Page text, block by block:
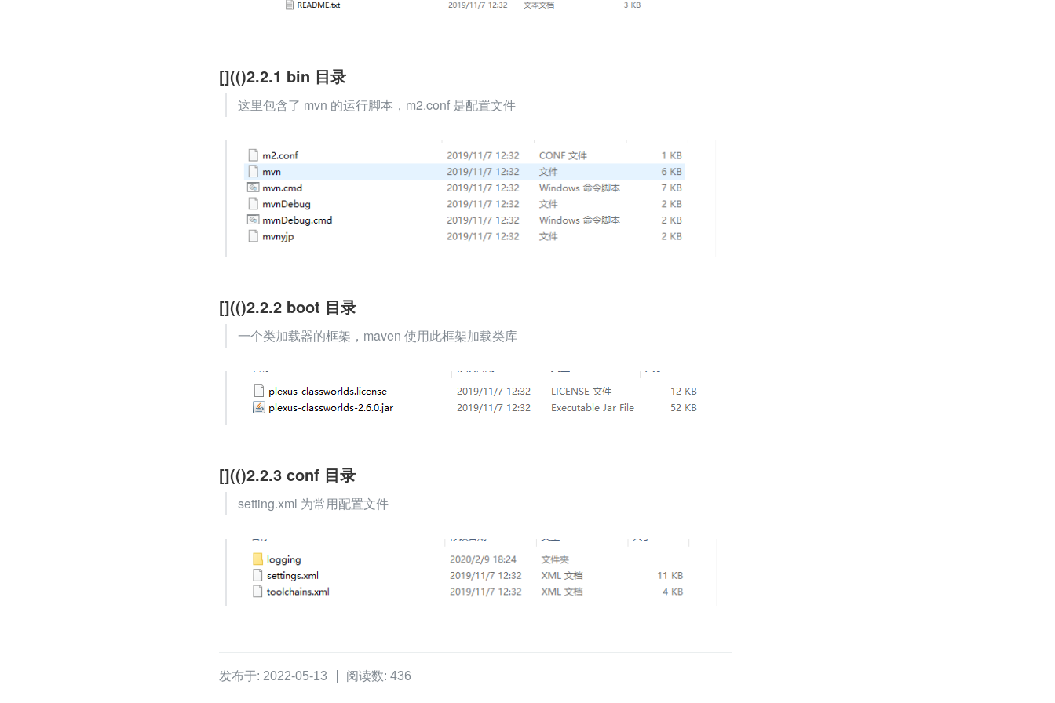
[](()2.2.1 bin 目录
这里包含了 mvn 的运行脚本，m2.conf 是配置文件
[](()2.2.2 boot 目录
一个类加载器的框架，maven 使用此框架加载类库
[](()2.2.3 conf 目录
setting.xml 为常用配置文件
发布于: 2022-05-13 阅读数: 436